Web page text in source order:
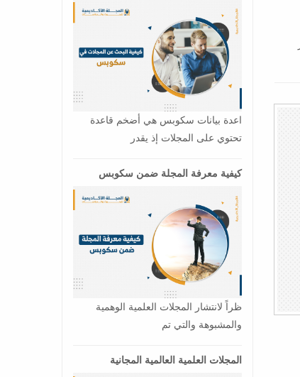
اعدة بيانات سكوبس هي أضخم قاعدة
تحتوي على المجلات إذ يقدر
كيفية معرفة المجلة ضمن سكوبس
ظراً لانتشار المجلات العلمية الوهمية
والمشبوهة والتي تم
المجلات العلمية العالمية المجانية